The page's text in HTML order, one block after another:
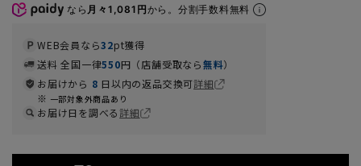
なら 月々1,081円から。分割手数料無料
WEB会員なら32pt獲得
送料 全国一律550円（店舗受取なら無料）
お届けから 8 日以内の返品交換可詳細
一部対象外商品あり
お届け日を調べる詳細